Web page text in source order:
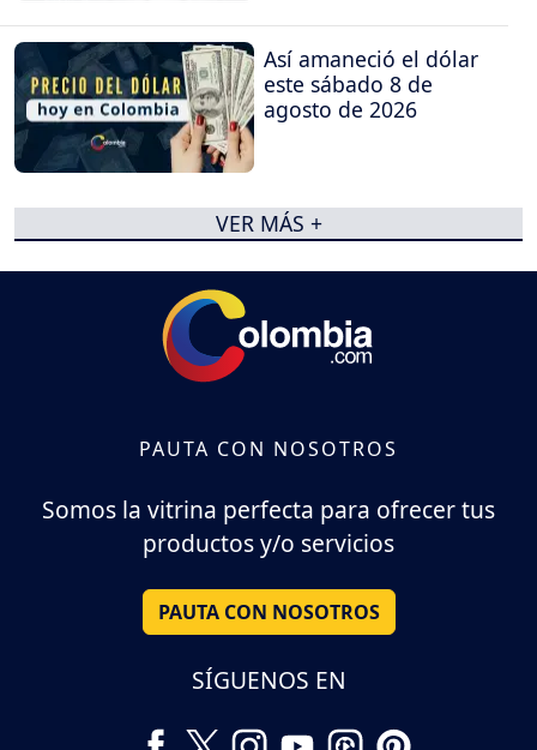
Así amaneció el dólar
este sábado 8 de
agosto de 2026
VER MÁS +
PAUTA CON NOSOTROS
Somos la vitrina perfecta para ofrecer tus
productos y/o servicios
PAUTA CON NOSOTROS
SÍGUENOS EN